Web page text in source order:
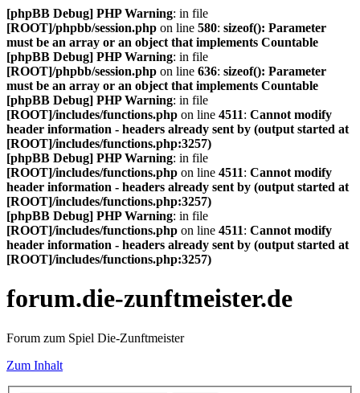
[phpBB Debug] PHP Warning: in file
[ROOT]/phpbb/session.php on line 580: sizeof(): Parameter
must be an array or an object that implements Countable
[phpBB Debug] PHP Warning: in file
[ROOT]/phpbb/session.php on line 636: sizeof(): Parameter
must be an array or an object that implements Countable
[phpBB Debug] PHP Warning: in file
[ROOT]/includes/functions.php on line 4511: Cannot modify
header information - headers already sent by (output started at
[ROOT]/includes/functions.php:3257)
[phpBB Debug] PHP Warning: in file
[ROOT]/includes/functions.php on line 4511: Cannot modify
header information - headers already sent by (output started at
[ROOT]/includes/functions.php:3257)
[phpBB Debug] PHP Warning: in file
[ROOT]/includes/functions.php on line 4511: Cannot modify
header information - headers already sent by (output started at
[ROOT]/includes/functions.php:3257)
forum.die-zunftmeister.de
Forum zum Spiel Die-Zunftmeister
Zum Inhalt